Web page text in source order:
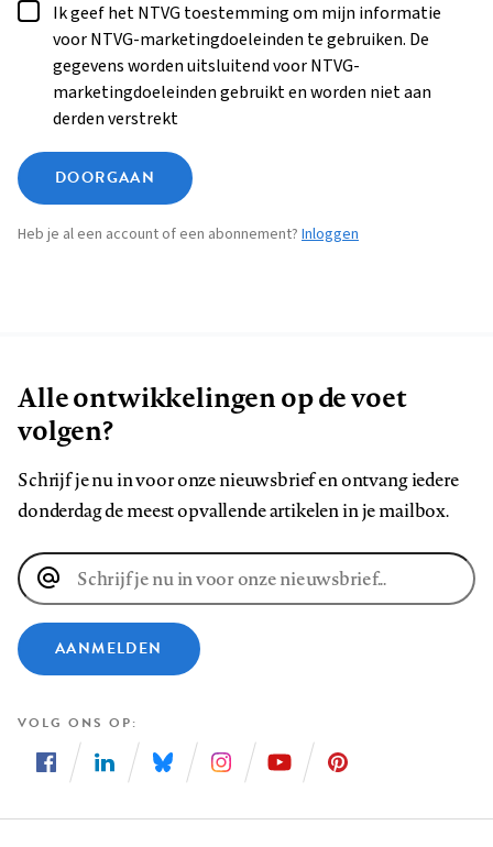
Ik geef het NTVG toestemming om mijn informatie
voor NTVG-marketingdoeleinden te gebruiken. De
gegevens worden uitsluitend voor NTVG-
marketingdoeleinden gebruikt en worden niet aan
derden verstrekt
DOORGAAN
Heb je al een account of een abonnement? Inloggen
Alle ontwikkelingen op de voet
volgen?
Schrijf je nu in voor onze nieuwsbrief en ontvang iedere
donderdag de meest opvallende artikelen in je mailbox.
E-
mailadres
AANMELDEN
VOLG ONS OP
ons
ons
ons
ons
ons
ons